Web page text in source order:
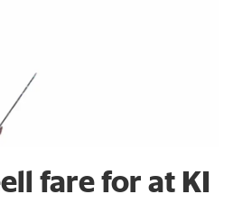
fare for at KI